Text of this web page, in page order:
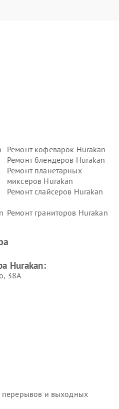
Ремонт кофеварок Hurakan
Ремонт блендеров Hurakan
Ремонт планетарных
миксеров Hurakan
Ремонт слайсеров Hurakan
Ремонт граниторов Hurakan
Hurakan:
38А
и выходных